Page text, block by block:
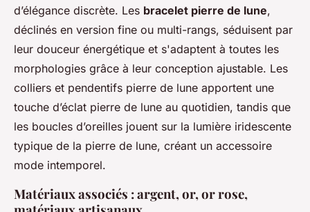
d’élégance discrète. Les bracelet pierre de lune,
déclinés en version fine ou multi-rangs, séduisent par
leur douceur énergétique et s'adaptent à toutes les
morphologies grâce à leur conception ajustable. Les
colliers et pendentifs pierre de lune apportent une
touche d’éclat pierre de lune au quotidien, tandis que
les boucles d’oreilles jouent sur la lumière iridescente
typique de la pierre de lune, créant un accessoire
mode intemporel.
Matériaux associés : argent, or, or rose,